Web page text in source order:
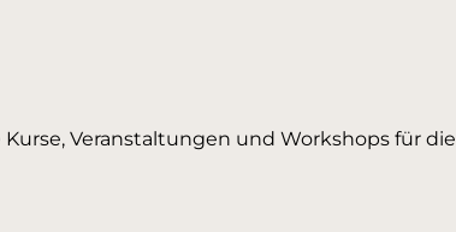
Kurse, Veranstaltungen und Workshops für die